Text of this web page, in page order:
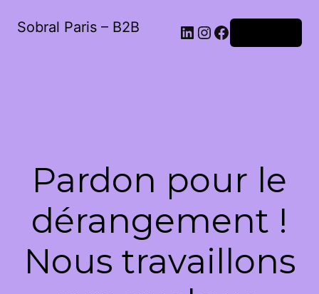
Sobral Paris – B2B LinkedIn
Instagram
Facebook
Pardon pour le
dérangement !
Nous travaillons